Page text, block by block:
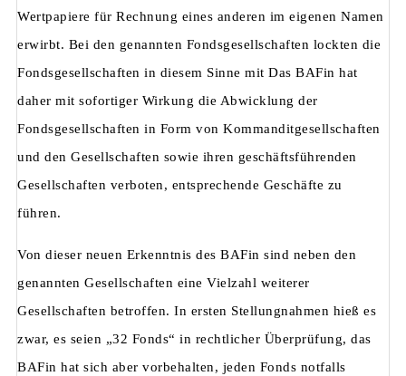
Wertpapiere für Rechnung eines anderen im eigenen Namen
erwirbt. Bei den genannten Fondsgesellschaften lockten die
Fondsgesellschaften in diesem Sinne mit Das BAFin hat
daher mit sofortiger Wirkung die Abwicklung der
Fondsgesellschaften in Form von Kommanditgesellschaften
und den Gesellschaften sowie ihren geschäftsführenden
Gesellschaften verboten, entsprechende Geschäfte zu
führen.
Von dieser neuen Erkenntnis des BAFin sind neben den
genannten Gesellschaften eine Vielzahl weiterer
Gesellschaften betroffen. In ersten Stellungnahmen hieß es
zwar, es seien „32 Fonds“ in rechtlicher Überprüfung, das
BAFin hat sich aber vorbehalten, jeden Fonds notfalls